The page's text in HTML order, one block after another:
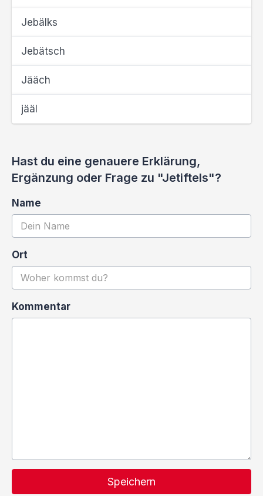
Jebälks
Jebätsch
Jääch
jääl
Hast du eine genauere Erklärung,
Ergänzung oder Frage zu "Jetiftels"?
Name
Ort
Kommentar
Speichern